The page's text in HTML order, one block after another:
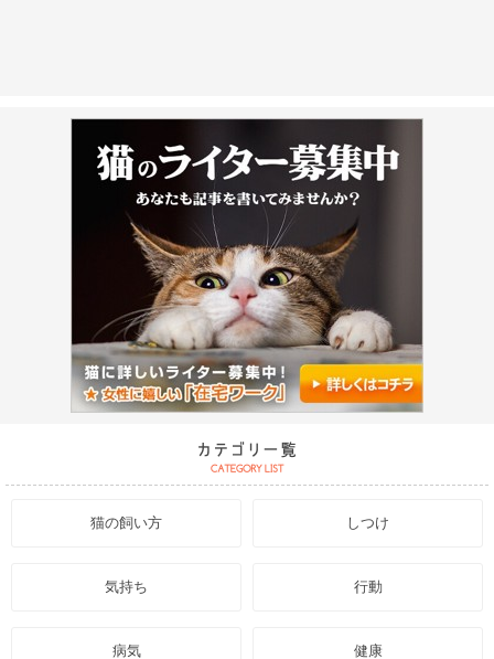
猫の飼い方 しつけ
気持ち 行動
病気 健康